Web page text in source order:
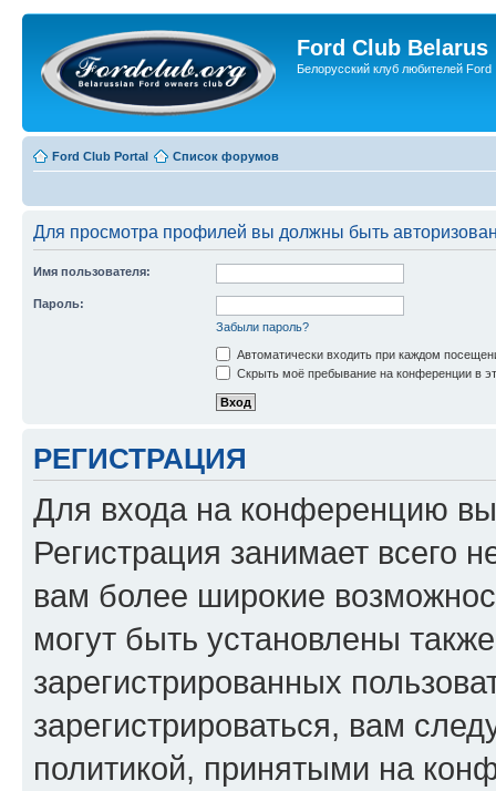
Ford Club Belarus
Белорусский клуб любителей Ford
Ford Club Portal Список форумов
Для просмотра профилей вы должны быть
Имя пользователя:
Пароль:
Забыли пароль?
Автоматически входить при каждом
Скрыть моё пребывание на конференции в
РЕГИСТРАЦИЯ
Для входа на конференцию
Регистрация занимает всего
вам более широкие
могут быть установлены
зарегистрированных
зарегистрироваться, вам
политикой, принятыми на